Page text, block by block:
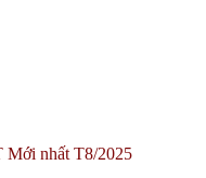
Mới nhất T8/2025